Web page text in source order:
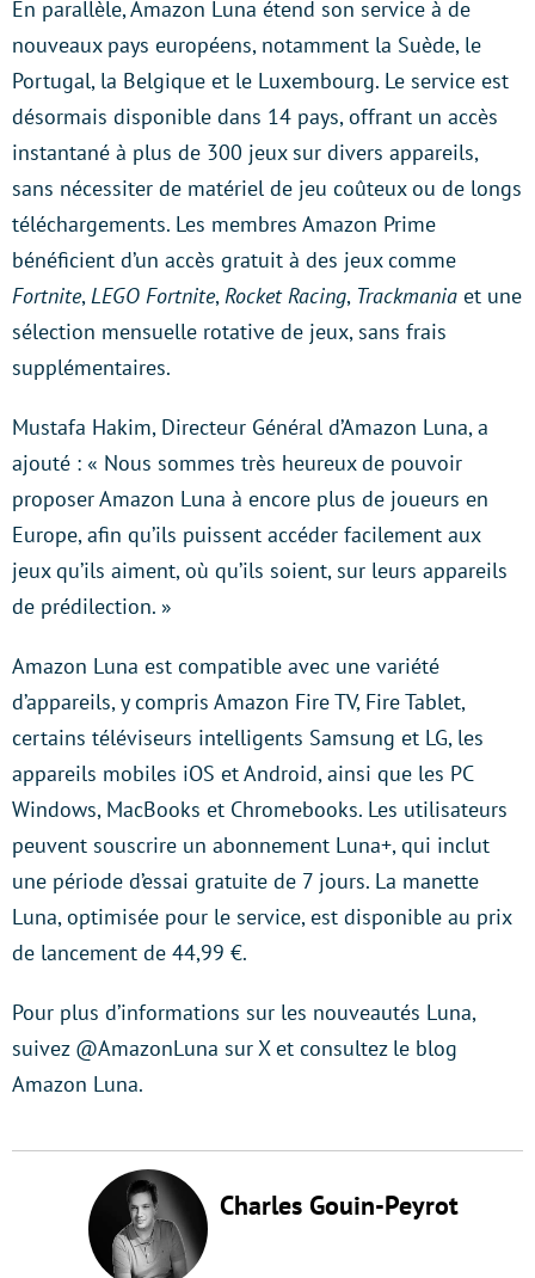
En parallèle, Amazon Luna étend son service à de
nouveaux pays européens, notamment la Suède, le
Portugal, la Belgique et le Luxembourg. Le service est
désormais disponible dans 14 pays, offrant un accès
instantané à plus de 300 jeux sur divers appareils,
sans nécessiter de matériel de jeu coûteux ou de longs
téléchargements. Les membres Amazon Prime
bénéficient d’un accès gratuit à des jeux comme
Fortnite,LEGO Fortnite,Rocket Racing, Trackmania et une
sélection mensuelle rotative de jeux, sans frais
supplémentaires.
Mustafa Hakim, Directeur Général d’Amazon Luna, a
ajouté : « Nous sommes très heureux de pouvoir
proposer Amazon Luna à encore plus de joueurs en
Europe, afin qu’ils puissent accéder facilement aux
jeux qu’ils aiment, où qu’ils soient, sur leurs appareils
de prédilection. »
Amazon Luna est compatible avec une variété
d’appareils, y compris Amazon Fire TV, Fire Tablet,
certains téléviseurs intelligents Samsung et LG, les
appareils mobiles iOS et Android, ainsi que les PC
Windows, MacBooks et Chromebooks. Les utilisateurs
peuvent souscrire un abonnement Luna+, qui inclut
une période d’essai gratuite de 7 jours. La manette
Luna, optimisée pour le service, est disponible au prix
de lancement de 44,99 €.
Pour plus d’informations sur les nouveautés Luna,
suivez @AmazonLuna sur X et consultez le blog
Amazon Luna.
Charles Gouin-Peyrot